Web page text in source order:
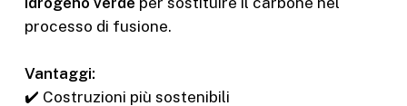
processo di fusione.
Vantaggi:
✔️ Costruzioni più sostenibili